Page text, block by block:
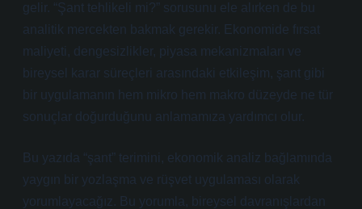
gelir. “Şant tehlikeli mi?” sorusunu ele alırken de bu
analitik mercekten bakmak gerekir. Ekonomide fırsat
maliyeti, dengesizlikler, piyasa mekanizmaları ve
bireysel karar süreçleri arasındaki etkileşim, şant gibi
bir uygulamanın hem mikro hem makro düzeyde ne tür
sonuçlar doğurduğunu anlamamıza yardımcı olur.
Bu yazıda “şant” terimini, ekonomik analiz bağlamında
yaygın bir yozlaşma ve rüşvet uygulaması olarak
yorumlayacağız. Bu yorumla, bireysel davranışlardan